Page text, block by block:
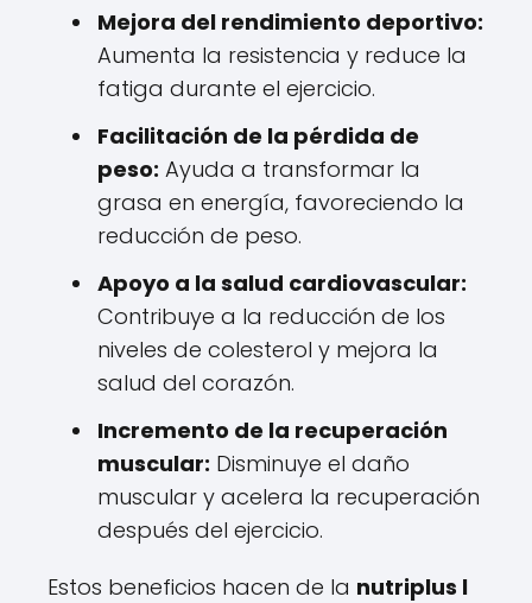
Mejora del rendimiento deportivo:
Aumenta la resistencia y reduce la
fatiga durante el ejercicio.
Facilitación de la pérdida de
peso: Ayuda a transformar la
grasa en energía, favoreciendo la
reducción de peso.
Apoyo a la salud cardiovascular:
Contribuye a la reducción de los
niveles de colesterol y mejora la
salud del corazón.
Incremento de la recuperación
muscular: Disminuye el daño
muscular y acelera la recuperación
después del ejercicio.
Estos beneficios hacen de la nutriplus l